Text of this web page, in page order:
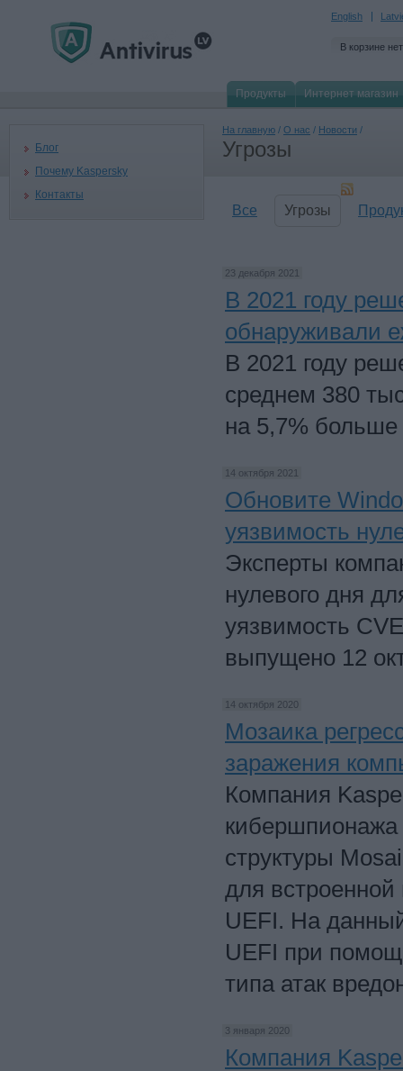
English
В корзине
Продукты Интернет магазин
Блог
Почему Kaspersky
Контакты
На главную / О нас / Новости /
Угрозы
Все Угрозы
23 декабря 2021
В 2021 году
обнаруживали
В 2021 году
среднем 380
на 5,7%
14 октября 2021
Обновите
уязвимость
Эксперты
нулевого дня
уязвимость
выпущено 12
14 октября 2020
Мозаика
заражения
Компания
структуры
для
UEFI. На
UEFI при
типа атак
3 января 2020
Компания